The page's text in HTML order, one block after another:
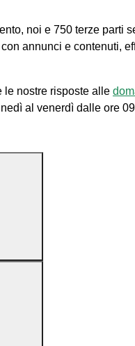
noi e 750 terze
annunci e contenuti,
le nostre risposte alle
al venerdì dalle ore